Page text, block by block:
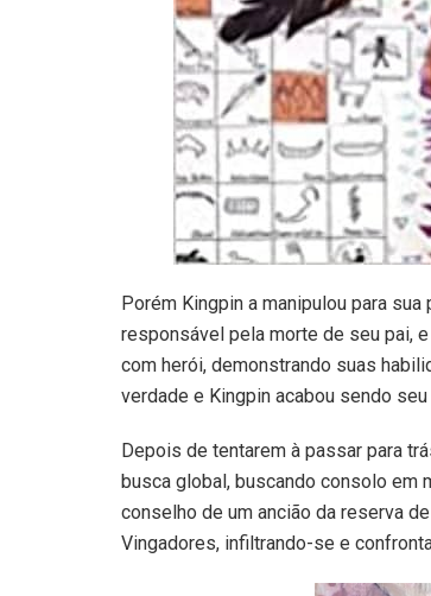
Porém Kingpin a manipulou para
responsável pela morte de seu pai,
com herói, demonstrando suas
verdade e Kingpin acabou sendo
Depois de tentarem à passar para
busca global, buscando consolo em
conselho de um ancião da reserva
Vingadores, infiltrando-se e